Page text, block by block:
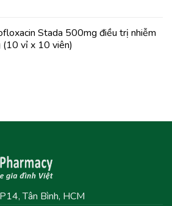
Stada 500mg điều trị nhiễm
(10 vỉ x 10 viên)
Tân Bình, HCM